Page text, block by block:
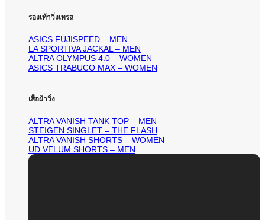
รองเท้าวิ่งเทรล
ASICS FUJISPEED – MEN
LA SPORTIVA JACKAL – MEN
ALTRA OLYMPUS 4.0 – WOMEN
ASICS TRABUCO MAX – WOMEN
เสื้อผ้าวิ่ง
ALTRA VANISH TANK TOP – MEN
STEIGEN SINGLET – THE FLASH
ALTRA VANISH SHORTS – WOMEN
UD VELUM SHORTS – MEN